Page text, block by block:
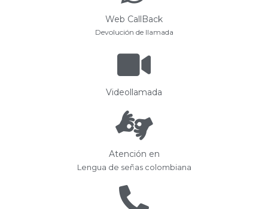
Web CallBack
Devolución de llamada
Videollamada
Atención en
Lengua de señas colombiana